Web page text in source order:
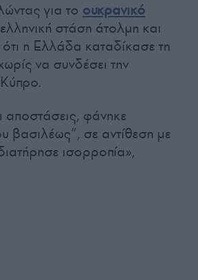
για το ουκρανικό
στάση άτολμη και
ότι η Ελλάδα καταδίκασε τη
να συνδέσει την
αποστάσεις, φάνηκε
βασιλέως”, σε αντίθεση με
ισορροπία»,